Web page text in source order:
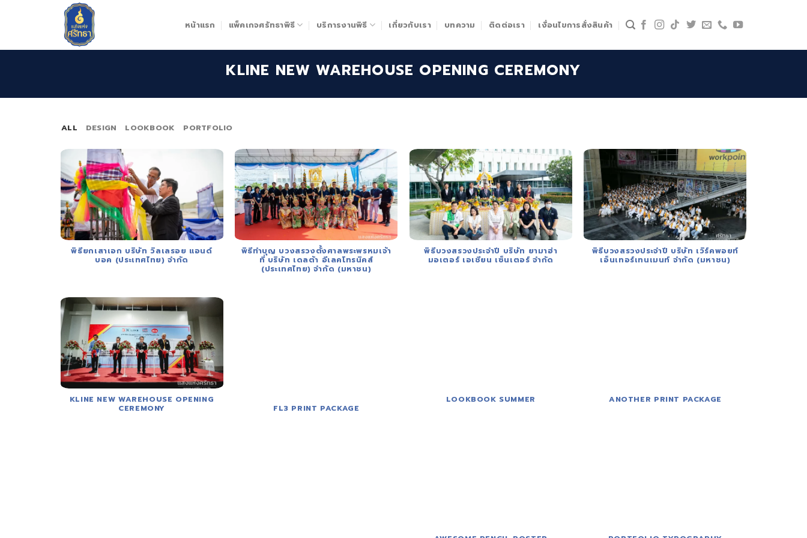
หน้าแรก แพ็คเกจศรัทธาพิธี บริการงานพิธี เกี่ยวกับเรา บทความ ติดต่อเรา เงื่อนไขการสั่งสินค้า
KLINE NEW WAREHOUSE OPENING CEREMONY
ALL DESIGN LOOKBOOK PORTFOLIO
พิธียกเสาเอก บริษัท วิลเลรอย แอนด์
บอค (ประเทศไทย) จำกัด
พิธีทำบุญ บวงสรวงตั้งศาลพระพรหมเจ้า
ที่ บริษัท เดลต้า อีเลคโทรนิคส์
(ประเทศไทย) จำกัด (มหาชน)
พิธีบวงสรวงประจำปี บริษัท ยามาฮ่า
มอเตอร์ เอเชียน เซ็นเตอร์ จำกัด
พิธีบวงสรวงประจำปี บริษัท เวิร์คพอยท์
เอ็นเทอร์เทนเมนท์ จำกัด (มหาชน)
KLINE NEW WAREHOUSE OPENING
CEREMONY
LOOKBOOK SUMMER
ANOTHER PRINT PACKAGE
FL3 PRINT PACKAGE